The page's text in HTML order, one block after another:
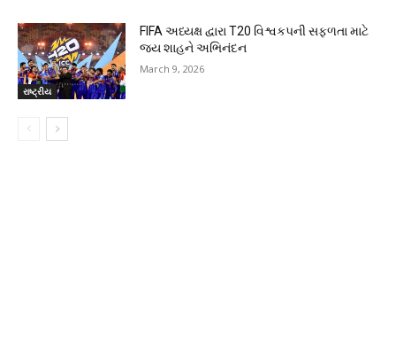
રાષ્ટ્રીય
FIFA અધ્યક્ષ દ્વારા T20 વિશ્વકપની સફળતા માટે
જય શાહને અભિનંદન
March 9, 2026